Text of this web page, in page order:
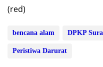
(red)
bencana alam DPKP
Peristiwa Darurat